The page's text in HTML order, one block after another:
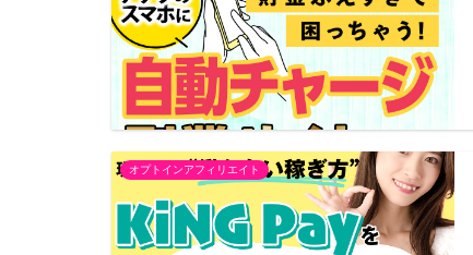
オプトインアフィリエイト